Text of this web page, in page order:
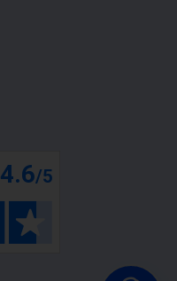
fenêtre
- Nouvelle fenêtre
- Nouvelle fenêtre
- Nouvelle fenêtre
sur Facebook - Nouvelle